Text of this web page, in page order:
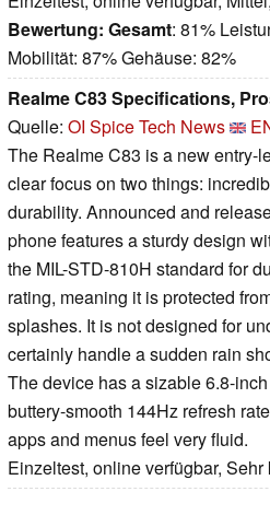
Bewertung: Gesamt: 81%
Mobilität: 87% Gehäuse: 82%
Realme C83 Specifications,
Quelle: OI Spice Tech News
The Realme C83 is a new entry-
clear focus on two things:
durability. Announced and
phone features a sturdy design
the MIL-STD-810H standard for
rating, meaning it is protected
splashes. It is not designed for
certainly handle a sudden rain
The device has a sizable 6.8-
buttery-smooth 144Hz refresh
apps and menus feel very fluid.
Einzeltest, online verfügbar,